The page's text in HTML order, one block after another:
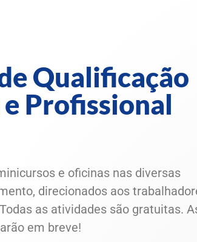
Qualificação
Profissional
e oficinas nas diversas
direcionados aos
as atividades são gratuitas.
em breve!